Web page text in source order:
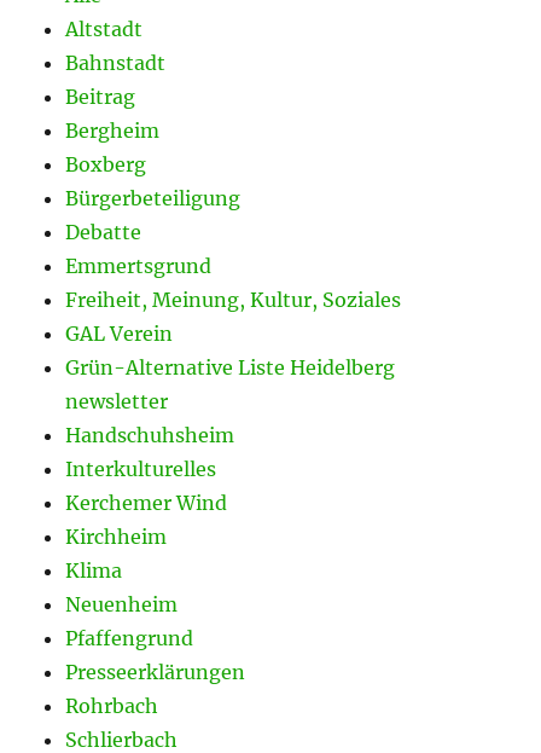
Altstadt
Bahnstadt
Beitrag
Bergheim
Boxberg
Bürgerbeteiligung
Debatte
Emmertsgrund
Freiheit, Meinung, Kultur, Soziales
GAL Verein
Grün-Alternative Liste Heidelberg
newsletter
Handschuhsheim
Interkulturelles
Kerchemer Wind
Kirchheim
Klima
Neuenheim
Pfaffengrund
Presseerklärungen
Rohrbach
Schlierbach